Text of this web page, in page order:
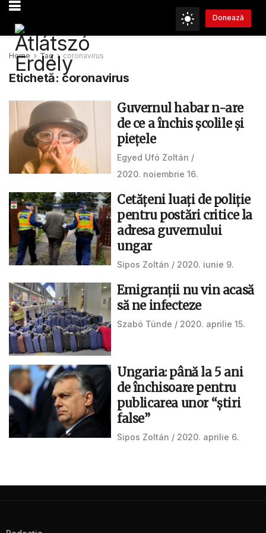
Donează
Home Tag coronavirus
Etichetă: coronavirus
Guvernul habar n-are
de ce a închis școlile și
piețele
Egyed Ufó Zoltán
2020. noiembrie 16.
Cetăţeni luaţi de poliţie
pentru postări critice la
adresa guvernului
ungar
Sipos Zoltán 2020. iunie 9.
Emigranții nu vin acasă
să ne infecteze
Szabó Tünde 2020. aprilie 15.
Ungaria: până la 5 ani
de închisoare pentru
publicarea unor “ştiri
false”
Sipos Zoltán 2020. aprilie 6.